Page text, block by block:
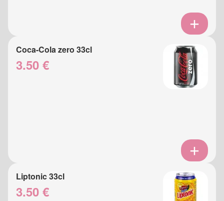
Coca-Cola zero 33cl
3.50 €
Liptonic 33cl
3.50 €